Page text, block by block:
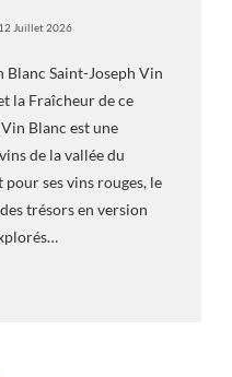
12 Juillet 2026
Saint-Joseph Vin
la Fraîcheur de ce
Blanc est une
de la vallée du
ses vins rouges, le
trésors en version